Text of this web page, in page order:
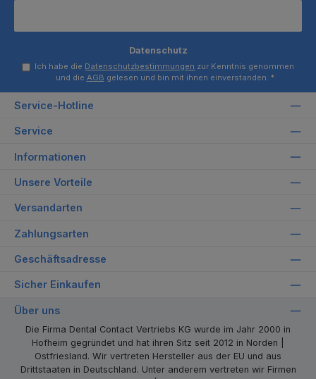
Datenschutz
Ich habe die Datenschutzbestimmungen zur Kenntnis genommen
und die AGB gelesen und bin mit ihnen einverstanden. *
Service-Hotline
Service
Informationen
Unsere Vorteile
Versandarten
Zahlungsarten
Geschäftsadresse
Sicher Einkaufen
Über uns
Die Firma Dental Contact Vertriebs KG wurde im Jahr 2000 in
Hofheim gegründet und hat ihren Sitz seit 2012 in Norden |
Ostfriesland. Wir vertreten Hersteller aus der EU und aus
Drittstaaten in Deutschland. Unter anderem vertreten wir Firmen